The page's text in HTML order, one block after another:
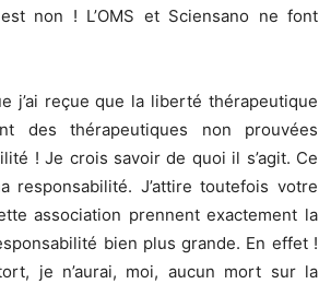
non ! L’OMS et Sciensano ne font
j’ai reçue que la liberté thérapeutique
des thérapeutiques non prouvées
! Je crois savoir de quoi il s’agit. Ce
responsabilité. J’attire toutefois votre
association prennent exactement la
bien plus grande. En effet !
je n’aurai, moi, aucun mort sur la